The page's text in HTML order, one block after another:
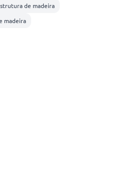
de madeira
madeira